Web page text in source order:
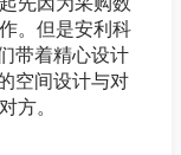
。但是安利科
带着精心设计
空间设计与对
方。